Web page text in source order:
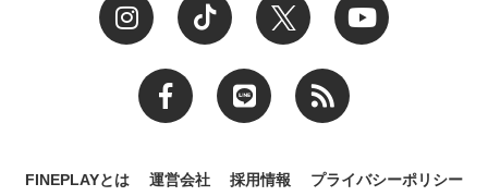
FINEPLAYとは 運営会社 採用情報 プライバシーポリシー